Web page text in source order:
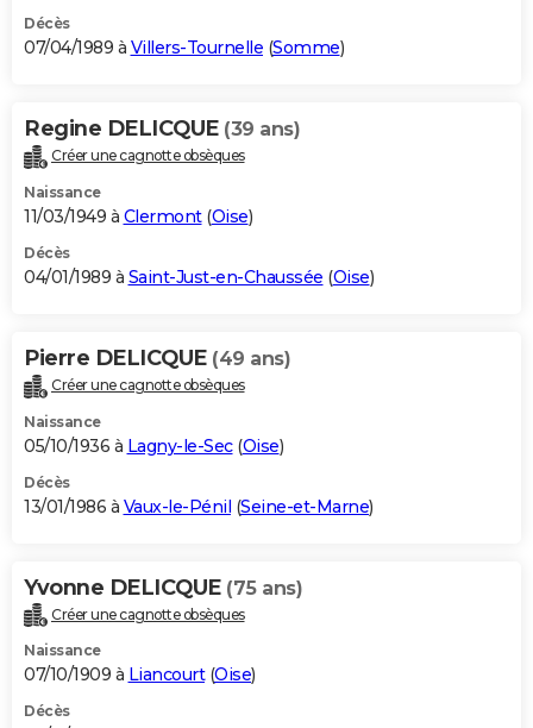
Décès
07/04/1989 à Villers-Tournelle (Somme)
Regine DELICQUE (39 ans)
Créer une cagnotte obsèques
Naissance
11/03/1949 à Clermont(Oise)
Décès
04/01/1989 à Saint-Just-en-Chaussée (Oise)
Pierre DELICQUE (49 ans)
Créer une cagnotte obsèques
Naissance
05/10/1936 à Lagny-le-Sec(Oise)
Décès
13/01/1986 à Vaux-le-Pénil (Seine-et-Marne)
Yvonne DELICQUE (75 ans)
Créer une cagnotte obsèques
Naissance
07/10/1909 à Liancourt(Oise)
Décès